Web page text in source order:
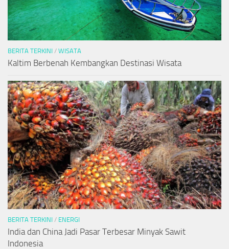
BERITA TERKINI / WISATA
Kaltim Berbenah Kembangkan Destinasi Wisata
BERITA TERKINI / ENERGI
India dan China Jadi Pasar Terbesar Minyak Sawit
Indonesia